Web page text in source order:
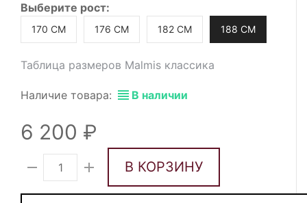
Выберите рост:
170 СМ 176 СМ 182 СМ 188 СМ
Таблица размеров Malmis классика
Наличие товара: В наличии
6 200
В КОРЗИНУ